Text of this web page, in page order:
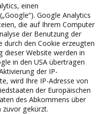
einen
Google Analytics
die auf Ihrem Computer
der Benutzung der
durch den Cookie erzeugten
dieser Website werden in
in den USA übertragen
der IP-
wird Ihre IP-Adresse von
der Europäischen
des Abkommens über
zuvor gekürzt.